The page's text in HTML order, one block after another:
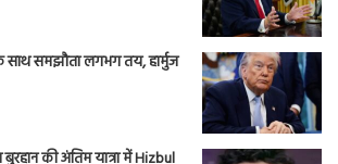
साथ समझौता लगभग तय, हार्मुज
बुरहान की अंतिम यात्रा में Hizbul